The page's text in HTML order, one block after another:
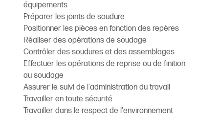
équipements
Préparer les joints de soudure
Positionner les pièces en fonction des repères
Réaliser des opérations de soudage
Contrôler des soudures et des assemblages
Effectuer les opérations de reprise ou de finition
au soudage
Assurer le suivi de l'administration du travail
Travailler en toute sécurité
Travailler dans le respect de l'environnement